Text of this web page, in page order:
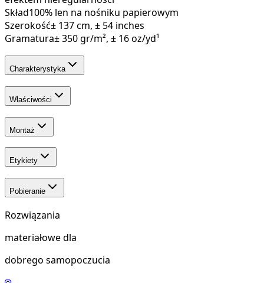
Skład100% len na nośniku papierowym
Szerokość± 137 cm, ± 54 inches
Gramatura± 350 gr/m², ± 16 oz/yd¹
Charakterystyka
Właściwości
Montaż
Etykiety
Pobieranie
Rozwiązania
materiałowe dla
dobrego samopoczucia